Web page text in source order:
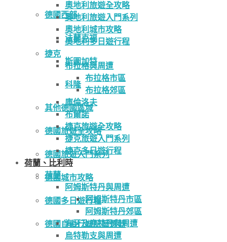
德國西部
法蘭克福
斯圖加特
科隆
其他德國區域
德國旅遊全攻略
德國旅遊入門系列
德國城市攻略
德國多日遊行程
德國自由行遊記篩選器
奧地利旅遊全攻略
奧地利旅遊入門系列
奧地利城市攻略
奧地利多日遊行程
捷克
布拉格與周遭
布拉格市區
布拉格郊區
庫倫洛夫
布爾諾
捷克旅遊全攻略
捷克旅遊入門系列
捷克多日遊行程
荷蘭、比利時
荷蘭
阿姆斯特丹與周遭
阿姆斯特丹市區
阿姆斯特丹郊區
海牙及鹿特丹與周遭
烏特勒支與周遭